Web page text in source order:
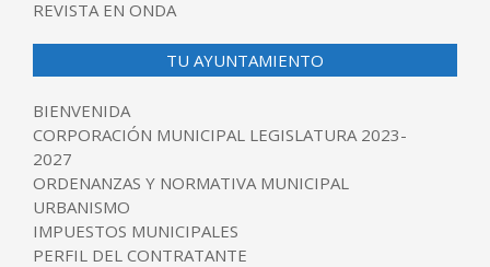
REVISTA EN ONDA
TU AYUNTAMIENTO
BIENVENIDA
CORPORACIÓN MUNICIPAL LEGISLATURA 2023-
2027
ORDENANZAS Y NORMATIVA MUNICIPAL
URBANISMO
IMPUESTOS MUNICIPALES
PERFIL DEL CONTRATANTE